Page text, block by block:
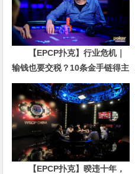
【EPCP扑克】行业危机｜
输钱也要交税？10条金手链得主
直言“扛不住”，主动砍掉四分之
三比赛
【EPCP扑克】暌违十年，